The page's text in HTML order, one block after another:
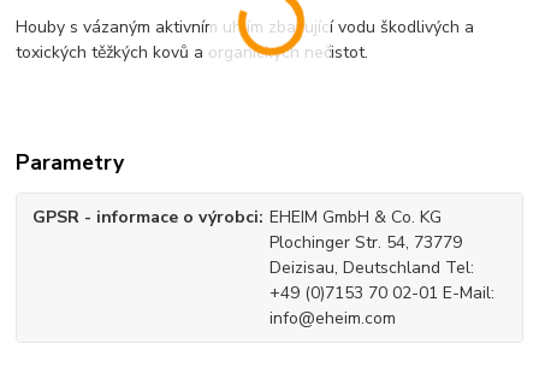
Houby s vázaným aktivním uhlím zbavující vodu škodlivých a
toxických těžkých kovů a organických nečistot.
Parametry
GPSR - informace o výrobci EHEIM GmbH & Co. KG
Plochinger Str. 54, 73779
Deizisau, Deutschland Tel:
+49 (0)7153 70 02-01 E-Mail:
info@eheim.com